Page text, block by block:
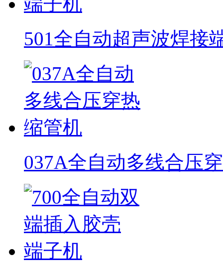
501全自动超声波焊接
037A全自动多线合压